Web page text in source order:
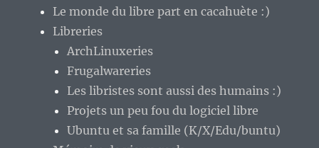
Le monde du libre part en cacahuète :)
Libreries
ArchLinuxeries
Frugalwareries
Les libristes sont aussi des humains :)
Projets un peu fou du logiciel libre
Ubuntu et sa famille (K/X/Edu/buntu)